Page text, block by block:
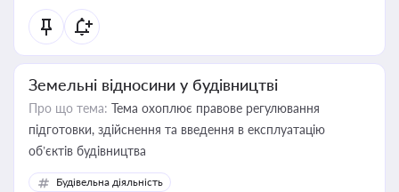
Земельні відносини у будівництві
Про що тема: Тема охоплює правове регулювання
підготовки, здійснення та введення в експлуатацію
об’єктів будівництва
Будівельна діяльність